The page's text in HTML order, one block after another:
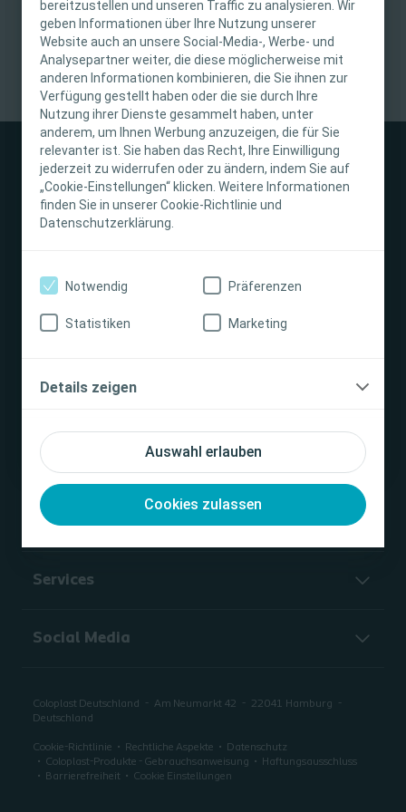
bereitzustellen und unseren Traffic zu analysieren. Wir
geben Informationen über Ihre Nutzung unserer
Website auch an unsere Social-Media-, Werbe- und
Analysepartner weiter, die diese möglicherweise mit
anderen Informationen kombinieren, die Sie ihnen zur
Verfügung gestellt haben oder die sie durch Ihre
Nutzung ihrer Dienste gesammelt haben, unter
anderem, um Ihnen Werbung anzuzeigen, die für Sie
relevanter ist. Sie haben das Recht, Ihre Einwilligung
jederzeit zu widerrufen oder zu ändern, indem Sie auf
„Cookie-Einstellungen“ klicken. Weitere Informationen
finden Sie in unserer Cookie-Richtlinie und
Datenschutzerklärung.
Auswahl erlauben
Cookies zulassen
Notwendig Präferenzen
Statistiken Marketing
Details zeigen
WICHTIGER HINWEIS
Diese Website richtet sich nur an medizinisches
Fachpersonal. Der Inhalt der Website ist für
fachliche Informations- und Fortbildungszwecke
bestimmt. Coloplast bietet keinen individuellen
medizinischen Rat. Die Verantwortung für die
individuelle Patientenversorgung liegt beim
medizinischen Fachpersonal. Detaillierte
Produktinformationen zu den vorgestellten
Produkten, einschließlich Anwendungshinweise,
Vorsichtsmaßnahmen und Warnhinweisen,
finden Sie in der Gebrauchsanweisung (IFU) des
Produkts, die vor der Verwendung sorgfältig zu
Ich bin eine medizinische Fachkraft
chirurgischen Eingriffen oder kleineren Schnittverletzungen der
Fall. Auch große, oberflächliche Wunden, wie etwa
Schürfwunden, heilen primär, indem die Epidermis regeneriert.
Die Wundheilung kann aber auch sekundär erfolgen.
Stomaversorgung
Darmmanagement
Blasenmanagement
Wundversorgung
Services
Social Media
Coloplast Deutschland Am Neumarkt 42 22041 Hamburg
Deutschland
Cookie-Richtlinie Rechtliche Aspekte
Datenschutz
Coloplast-Produkte - Gebrauchsanweisung
Haftungsausschluss
Barrierefreiheit
Cookie Einstellungen